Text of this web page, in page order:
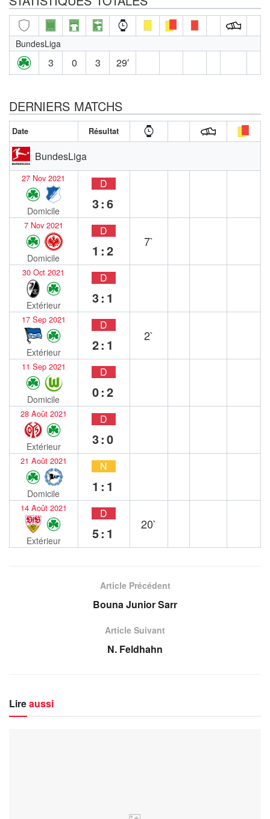
BundesLiga
3 0 3 29′
DERNIERS MATCHS
Date Résultat
BundesLiga
27 Nov 2021
Domicile
D
3:6
7 Nov 2021
Domicile
D
1:2
7`
30 Oct 2021
Extérieur
D
3:1
17 Sep 2021
Extérieur
D
2:1
2`
11 Sep 2021
Domicile
D
0:2
28 Août 2021
Extérieur
D
3:0
21 Août 2021
Domicile
N
1:1
14 Août 2021
Extérieur
D
5:1
20`
Article Précédent
Bouna Junior Sarr
Article Suivant
N. Feldhahn
Lireaussi